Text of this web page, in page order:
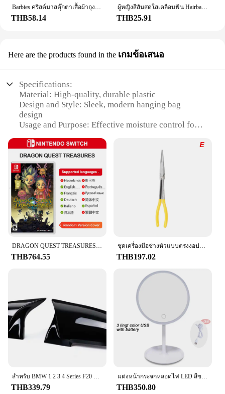
THB58.14
ผู้หญิงสีสันสดใสเคลือบฟัน Hairbands หักการตกแต่งแถบคาดศีรษะกลางแจ้งผม Hoop Headwear แฟชั่นอุปกรณ์เสริมผม
THB25.91
Here are the products found in the เกมข้อเสนอ
Specifications:
Material: High-quality, durable plastic
Design and Style: Sleek, modern hanging bag
design
Usage and Purpose: Effective moisture control for
Performance and Property: Contains activated
charcoal to absorb excess moisture
Quantity: Set of 2 bags
Applicable People: Ideal for homeowners, renters,
and businesses
Features:
**Optimized Moisture Control**
The DampRid Hanging Bag is a revolutionary
solution for maintaining a dry and fresh
environment in small spaces. The bag's innovative
design allows it to hang discreetly, making it an
establishments. Each bag is meticulously crafted
from high-quality, durable plastic, ensuring
longevity and resilience against the elements. The
hanging feature not only adds convenience but also
maximizes the bag's effectiveness by allowing it to
circulate air more efficiently, enhancing its
moisture-absorbing capabilities.
Whether you're looking to prevent mold and mildew
in your closet or maintain a dry atmosphere in your
storage room, the DampRid Hanging Bag is your
THB764.55 THB197.02
THB339.79
แต่งหน้ากระจกหลอดไฟ LED สีขาว Daylight กระจกเงาโต๊ะเครื่องแป้งที่ถอดออกได้/ฐานจัดเก็บข้อมูล3โหมดกระจก Light ของขวัญ USB สาย
THB350.80